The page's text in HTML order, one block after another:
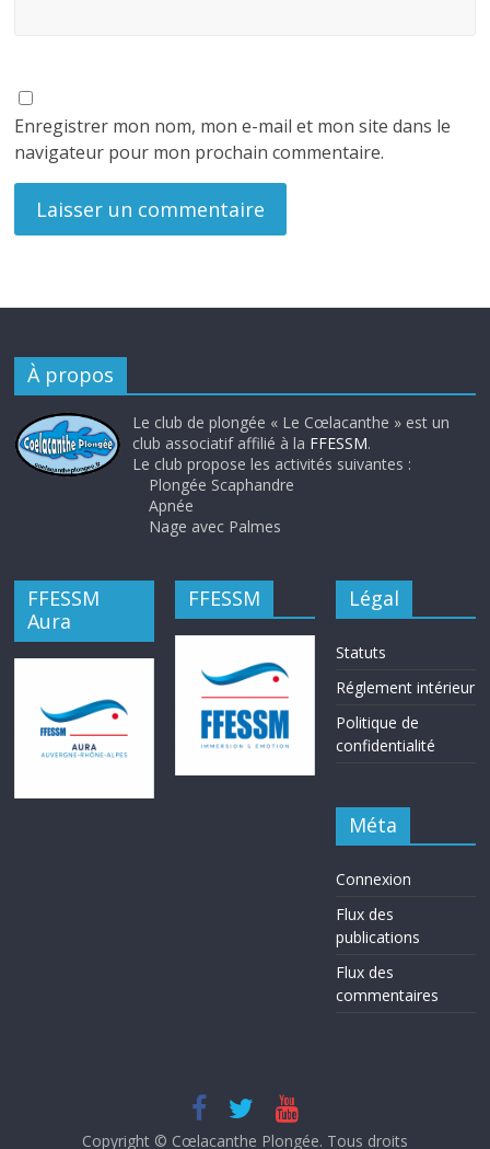
Enregistrer mon nom, mon e-mail et mon site dans le
navigateur pour mon prochain commentaire.
À propos
Le club de plongée « Le Cœlacanthe » est un
club associatif affilié à la FFESSM.
Le club propose les activités suivantes :
Plongée Scaphandre
Apnée
Nage avec Palmes
FFESSM
Aura
FFESSM Légal
Statuts
Réglement intérieur
Politique de
confidentialité
Méta
Connexion
Flux des
publications
Flux des
commentaires